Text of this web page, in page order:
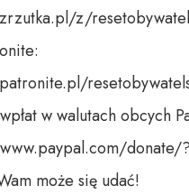
z/
w walutach obcych
donate/
może się udać!